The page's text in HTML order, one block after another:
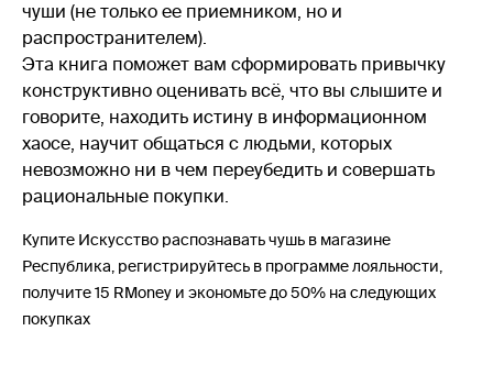
чуши (не только ее приемником, но и
распространителем).
Эта книга поможет вам сформировать привычку
конструктивно оценивать всё, что вы слышите и
говорите, находить истину в информационном
хаосе, научит общаться с людьми, которых
невозможно ни в чем переубедить и совершать
рациональные покупки.
Купите Искусство распознавать чушь в магазине
Республика, регистрируйтесь в программе лояльности,
получите 15 RMoney и экономьте до 50% на следующих
покупках